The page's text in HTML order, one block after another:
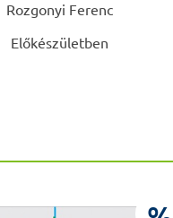
Rozgonyi Ferenc
Előkészületben